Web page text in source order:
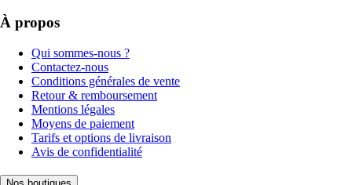
À propos
Qui sommes-nous ?
Contactez-nous
Conditions générales de vente
Retour & remboursement
Mentions légales
Moyens de paiement
Tarifs et options de livraison
Avis de confidentialité